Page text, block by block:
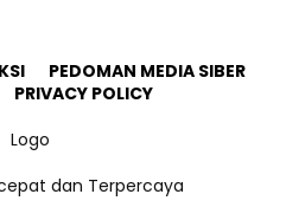
PEDOMAN MEDIA SIBER
PRIVACY POLICY
dan Terpercaya